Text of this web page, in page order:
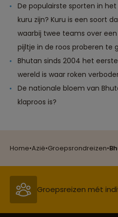
Home•Azië•Groepsrondreizen•
De populairste sporten in
kuru zijn? Kuru is een soort
waarbij twee teams over
pijltje in de roos proberen te
Bhutan sinds 2004 het
wereld is waar roken
De nationale bloem van
klaproos is?
Groepsreizen mét